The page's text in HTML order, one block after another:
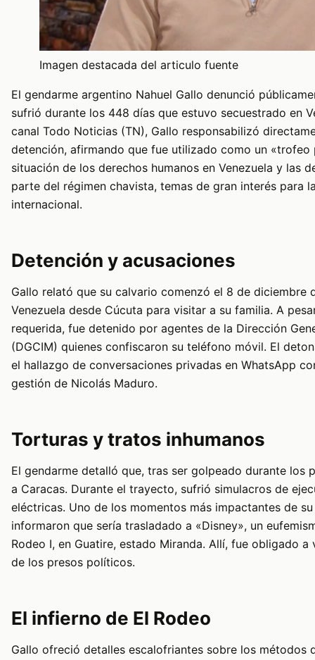
Imagen destacada del articulo fuente
El gendarme argentino Nahuel Gallo denunció
sufrió durante los 448 días que estuvo secuestrado en
canal Todo Noticias (TN), Gallo responsabilizó
detención, afirmando que fue utilizado como un
situación de los derechos humanos en Venezuela y las
parte del régimen chavista, temas de gran interés para
internacional.
Detención y acusaciones
Gallo relató que su calvario comenzó el 8 de diciembre
Venezuela desde Cúcuta para visitar a su familia. A
requerida, fue detenido por agentes de la Dirección
(DGCIM) quienes confiscaron su teléfono móvil. El
el hallazgo de conversaciones privadas en WhatsApp
gestión de Nicolás Maduro.
Torturas y tratos inhumanos
El gendarme detalló que, tras ser golpeado durante los
a Caracas. Durante el trayecto, sufrió simulacros de
eléctricas. Uno de los momentos más impactantes de
informaron que sería trasladado a «Disney», un
Rodeo I, en Guatire, estado Miranda. Allí, fue obligado
de los presos políticos.
El infierno de El Rodeo
Gallo ofreció detalles escalofriantes sobre los métodos